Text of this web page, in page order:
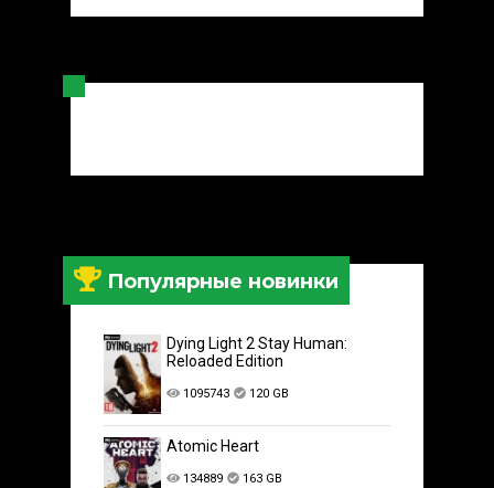
Популярные новинки
Dying Light 2 Stay Human:
Reloaded Edition
1095743 120 GB
Atomic Heart
134889 163 GB